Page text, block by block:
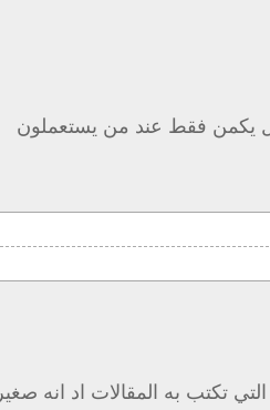
يكمن فقط عند من يستعملون
تكتب به المقالات اد انه صغير